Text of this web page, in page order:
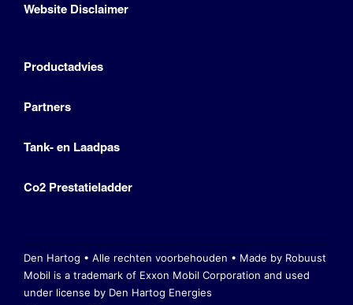
Website Disclaimer
Productadvies
Partners
Tank- en Laadpas
Co2 Prestatieladder
Den Hartog • Alle rechten voorbehouden • Made by Robuust
Mobil is a trademark of Exxon Mobil Corporation and used
under license by Den Hartog Energies